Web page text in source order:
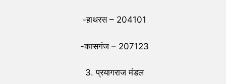
-हाथरस – 204101
-कासगंज – 207123
3. प्रयागराज मंडल